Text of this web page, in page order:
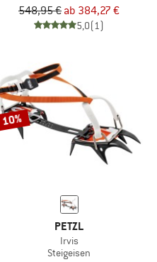
548,95 € ab 384,27 €
5,0(1)
10%
PETZL
Irvis
Steigeisen